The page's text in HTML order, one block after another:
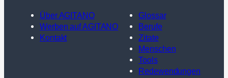
Über AGITANO
Werben auf AGITANO
Kontakt
Glossar
Berufe
Zitate
Menschen
Tools
Redewendungen